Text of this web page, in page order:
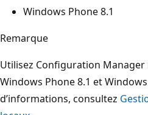
Windows Phone 8.1
Remarque
Utilisez Configuration
Windows Phone 8.1 et
d’informations, consultez